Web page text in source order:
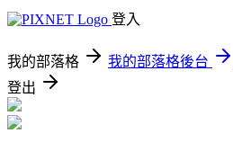
登入
我的部落格 我的部落格後台
登出